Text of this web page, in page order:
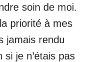
soin de moi.
priorité à mes
jamais rendu
si je n’étais pas